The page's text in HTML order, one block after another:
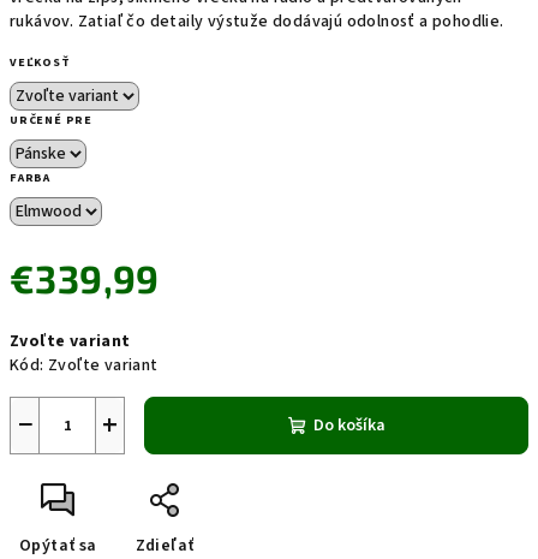
rukávov. Zatiaľ čo detaily výstuže dodávajú odolnosť a pohodlie.
VEĽKOSŤ
URČENÉ PRE
FARBA
€339,99
cena:
Zvoľte variant
Kód: Zvoľte variant
+
− Do košíka
Opýtať sa Zdieľať